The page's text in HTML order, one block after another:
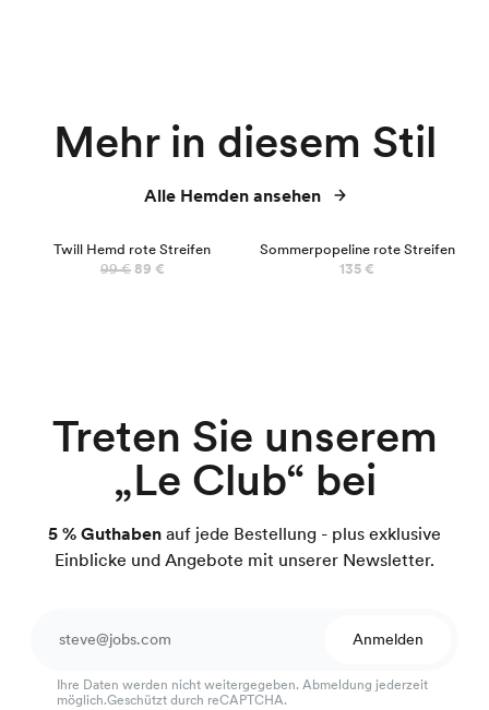
Mehr in diesem Stil
Alle Hemden ansehen
Twill Hemd rote Streifen
99 €89 €
Sommerpopeline rote Streifen
135 €
Treten Sie unserem
„Le Club“ bei
5 % Guthaben auf jede Bestellung - plus exklusive
Einblicke und Angebote mit unserer Newsletter.
Anmelden
Ihre Daten werden nicht weitergegeben. Abmeldung jederzeit
möglich.Geschützt durch reCAPTCHA.